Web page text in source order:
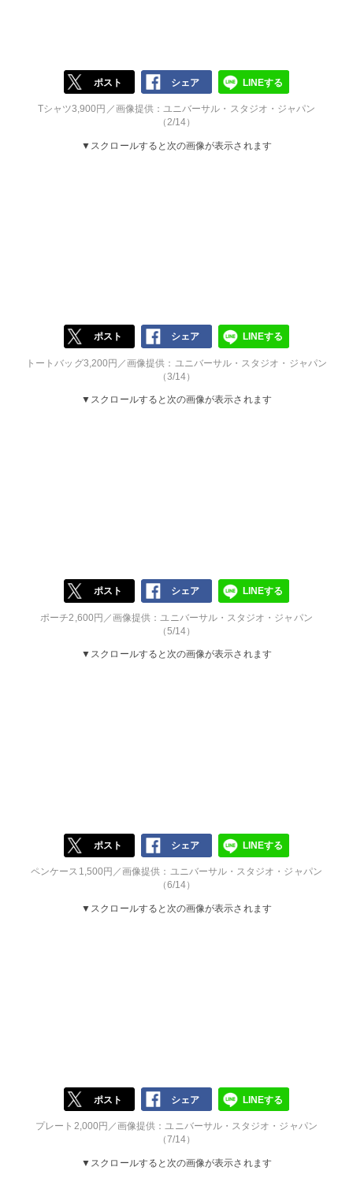
ポスト シェア LINEする
Tシャツ3,900円／画像提供：ユニバーサル・スタジオ・ジャパン
（2/14）
▼スクロールすると次の画像が表示されます
ポスト シェア LINEする
トートバッグ3,200円／画像提供：ユニバーサル・スタジオ・ジャパン
（3/14）
▼スクロールすると次の画像が表示されます
ポスト シェア LINEする
ポーチ2,600円／画像提供：ユニバーサル・スタジオ・ジャパン
（5/14）
▼スクロールすると次の画像が表示されます
ポスト シェア LINEする
ペンケース1,500円／画像提供：ユニバーサル・スタジオ・ジャパン
（6/14）
▼スクロールすると次の画像が表示されます
ポスト シェア LINEする
プレート2,000円／画像提供：ユニバーサル・スタジオ・ジャパン
（7/14）
▼スクロールすると次の画像が表示されます